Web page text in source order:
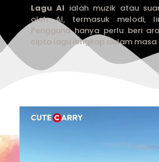
Lagu AI ialah muzik atau
oleh AI, termasuk melodi,
Pengguna hanya perlu beri
cipta lagu lengkap dalam masa